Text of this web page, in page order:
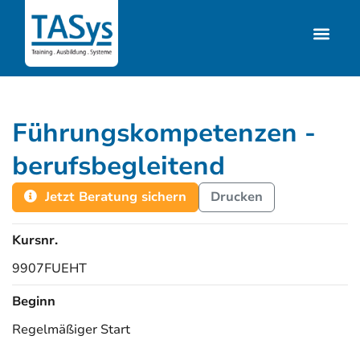
Führungskompetenzen -
berufsbegleitend
Jetzt Beratung sichern Drucken
Kursnr.
9907FUEHT
Beginn
Regelmäßiger Start